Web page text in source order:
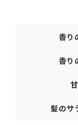
香り
香り
髪のサ